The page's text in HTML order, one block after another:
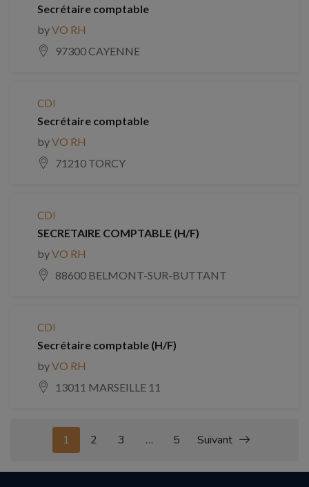
Secrétaire comptable
byVO RH
97300 CAYENNE
CDI
Secrétaire comptable
byVO RH
71210 TORCY
CDI
SECRETAIRE COMPTABLE (H/F)
byVO RH
88600 BELMONT-SUR-BUTTANT
CDI
Secrétaire comptable (H/F)
byVO RH
13011 MARSEILLE 11
1 2 3 … 5 Suivant